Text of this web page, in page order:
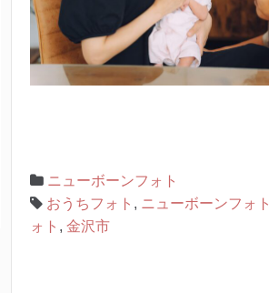
ニューボーンフォト
おうちフォト , ニューボーンフォト
ォト , 金沢市